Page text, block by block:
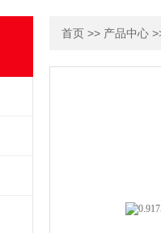
首页 >> 产品中心